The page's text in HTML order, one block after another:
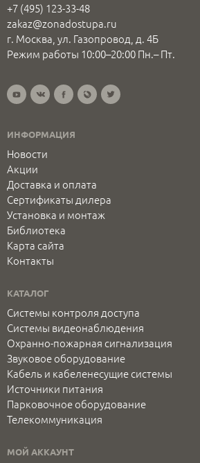
+7 (495) 123-33-48
zakaz@zonadostupa.ru
г. Москва, ул. Газопровод, д. 4Б
Режим работы 10:00–20:00 Пн.– Пт.
ИНФОРМАЦИЯ
Новости
Акции
Доставка и оплата
Сертификаты дилера
Установка и монтаж
Библиотека
Карта сайта
Контакты
КАТАЛОГ
Системы контроля доступа
Системы видеонаблюдения
Охранно-пожарная сигнализация
Звуковое оборудование
Кабель и кабеленесущие системы
Источники питания
Парковочное оборудование
Телекоммуникация
МОЙ АККАУНТ